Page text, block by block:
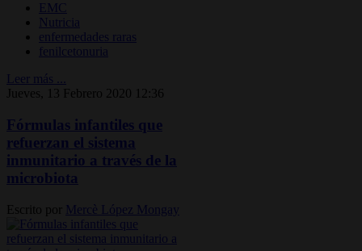
EMC
Nutricia
enfermedades raras
fenilcetonuria
Leer más ...
Jueves, 13 Febrero 2020 12:36
Fórmulas infantiles que
refuerzan el sistema
inmunitario a través de la
microbiota
Escrito por Mercè López Mongay